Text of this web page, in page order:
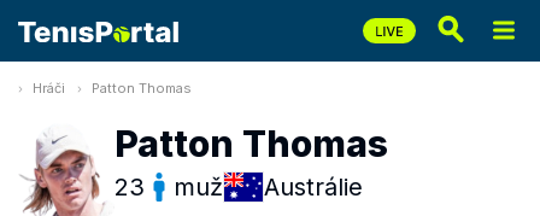
Hráči Patton Thomas
Patton Thomas
23 muž Austrálie